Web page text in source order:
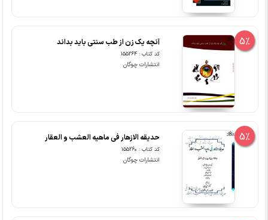
5% آنچه یک زن از طب سنتی باید بداند
کد کتاب : 155264
انتشارات چوگان
5% حدیقه الازهار فی ماهیه العشب و العقار
کد کتاب : 155260
انتشارات چوگان